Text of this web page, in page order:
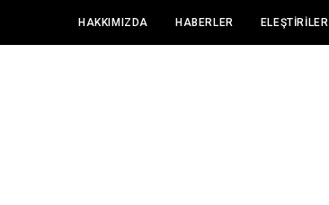
HAKKIMIZDA HABERLER ELEŞTIRILER